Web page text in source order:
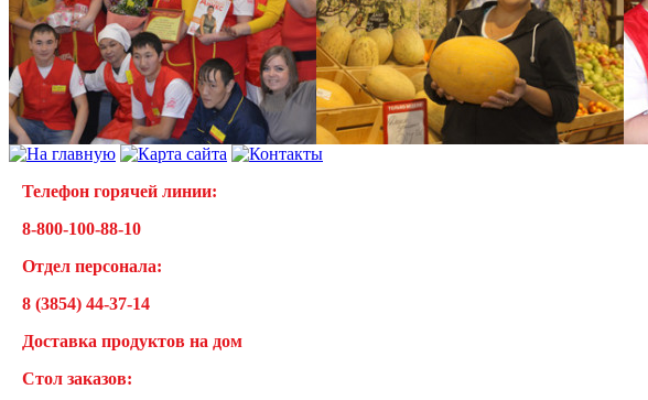
Телефон горячей линии:
8-800-100-88-10
Отдел персонала:
8 (3854) 44-37-14
Доставка продуктов на дом
Cтол заказов: